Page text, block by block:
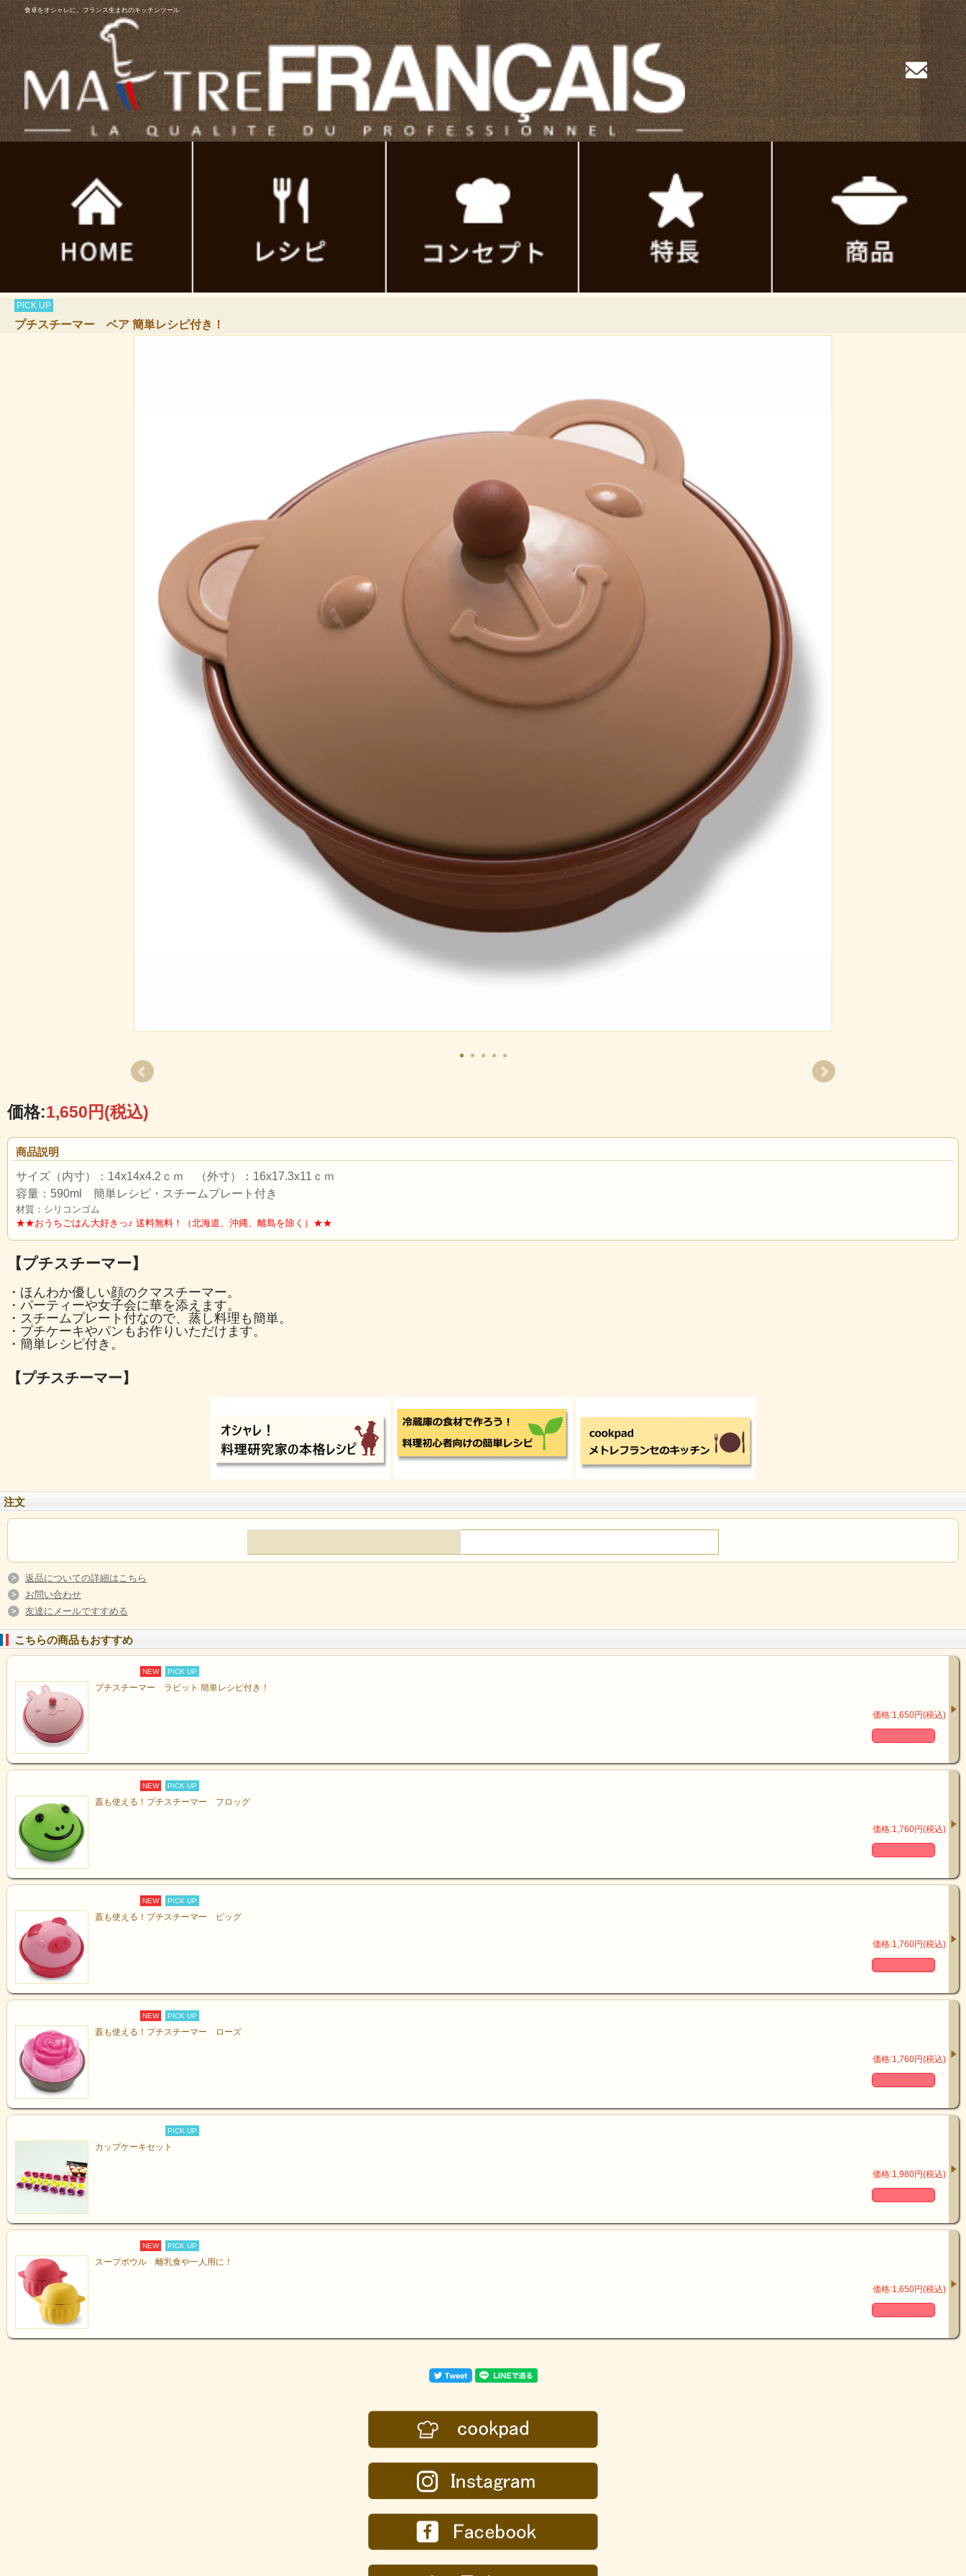
食卓をオシャレに。フランス生まれのキッチンツール
PICK UP
プチスチーマー ベア 簡単レシピ付き！
価格:1,650円(税込)
商品説明
サイズ（内寸）：14x14x4.2ｃｍ （外寸）：16x17.3x11ｃｍ
容量：590ml 簡単レシピ・スチームプレート付き
材質：シリコンゴム
★★おうちごはん大好きっ♪ 送料無料！（北海道、沖縄、離島を除く）★★
【プチスチーマー】
・ほんわか優しい顔のクマスチーマー。
・パーティーや女子会に華を添えます。
・スチームプレート付なので、蒸し料理も簡単。
・プチケーキやパンもお作りいただけます。
・簡単レシピ付き。
【プチスチーマー】
注文
返品についての詳細はこちら
お問い合わせ
友達にメールですすめる
こちらの商品もおすすめ
NEW PICK UP
プチスチーマー ラビット 簡単レシピ付き！
価格:1,650円(税込)
NEW PICK UP
蓋も使える！プチスチーマー フロッグ
価格:1,760円(税込)
NEW PICK UP
蓋も使える！プチスチーマー ピッグ
価格:1,760円(税込)
NEW PICK UP
蓋も使える！プチスチーマー ローズ
価格:1,760円(税込)
PICK UP
カップケーキセット
価格:1,980円(税込)
NEW PICK UP
スープボウル 離乳食や一人用に！
価格:1,650円(税込)